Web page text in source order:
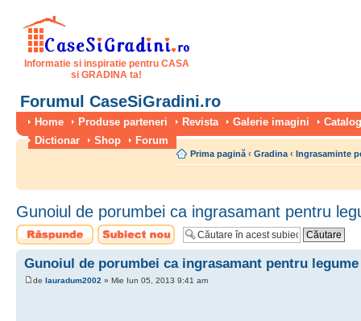
Informatie si inspiratie pentru CASA
si GRADINA ta!
Forumul CaseSiGradini.ro
Home Produse parteneri Revista Galerie imagini
Dictionar
Shop Forum
Prima pagină ‹ Gradina ‹ Ingrasaminte
Gunoiul de porumbei ca ingrasamant pentru
Scrie un răspuns
Scrie un subiect
nou
Gunoiul de porumbei ca ingrasamant pentru legume
de lauradum2002 » Mie Iun 05, 2013 9:41 am